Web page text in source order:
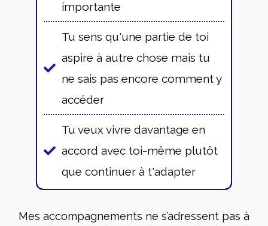
importante
Tu sens qu'une partie de toi
aspire à autre chose mais tu
ne sais pas encore comment y
accéder
Tu veux vivre davantage en
accord avec toi-même plutôt
que continuer à t'adapter
Mes accompagnements ne s’adressent pas à